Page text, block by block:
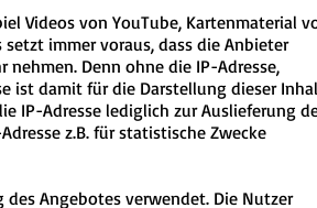
Videos von YouTube, Kartenmaterial
immer voraus, dass die Anbieter
Denn ohne die IP-Adresse,
ist damit für die Darstellung dieser
IP-Adresse lediglich zur Auslieferung
z.B. für statistische Zwecke
Angebotes verwendet. Die Nutzer